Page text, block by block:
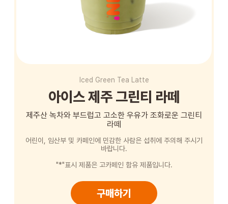
창업문의
Iced Green Tea Latte
아이스 제주 그린티 라떼
제주산 녹차와 부드럽고 고소한 우유가 조화로운 그린티
라떼
어린이, 임산부 및 카페인에 민감한 사람은 섭취에 주의해 주시기
바랍니다.
"*"표시 제품은 고카페인 함유 제품입니다.
구매하기